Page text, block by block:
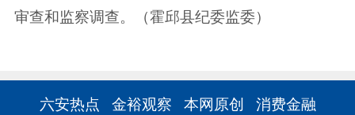
审查和监察调查。（霍邱县纪委监委）
六安热点 金裕观察 本网原创 消费金融